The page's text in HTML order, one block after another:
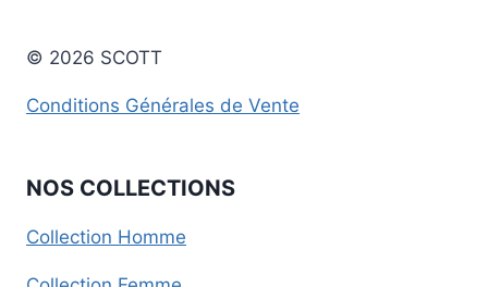
© 2026 SCOTT
Conditions Générales de Vente
NOS COLLECTIONS
Collection Homme